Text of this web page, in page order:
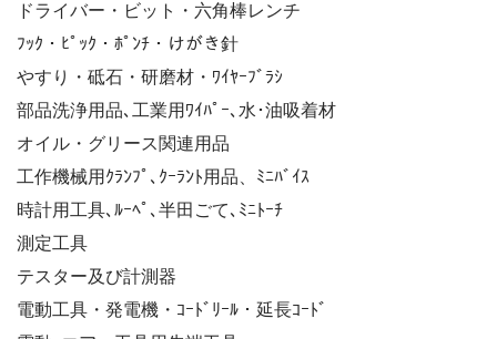
ドライバー・ビット・六角棒レンチ
ﾌｯｸ・ﾋﾟｯｸ・ﾎﾟﾝﾁ・けがき針
やすり・砥石・研磨材・ﾜｲﾔｰﾌﾞﾗｼ
部品洗浄用品､工業用ﾜｲﾊﾟｰ､水･油吸着材
オイル・グリース関連用品
工作機械用ｸﾗﾝﾌﾟ､ｸｰﾗﾝﾄ用品、ﾐﾆﾊﾞｲｽ
時計用工具､ﾙｰﾍﾟ､半田ごて､ﾐﾆﾄｰﾁ
測定工具
テスター及び計測器
電動工具・発電機・ｺｰﾄﾞﾘｰﾙ・延長ｺｰﾄﾞ